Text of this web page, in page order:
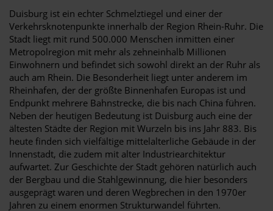
Duisburg ist ein echter Schmelztiegel und einer der
Verkehrsknotenpunkte innerhalb der Region Rhein-Ruhr. Die
Stadt liegt mit rund 500.000 Menschen inmitten einer
Metropolregion mit mehr als zehneinhalb Millionen
Einwohnern und befindet sich sowohl direkt an der Ruhr als
auch am Rhein. Die Besonderheit liegt unter anderem im
Rheinhafen, der der größte Binnenhafen Europas ist und
Endpunkt mehrere Bahnstrecke, die bis nach China führen.
Neben der heutigen Bedeutung ist Duisburg auch eine der
ältesten Städte der Region mit Wurzeln bis ins Jahr 883. Bis
heute finden sich vielfältige mittelalterliche Gebäude in der
Innenstadt, die zudem mit alter Industriearchitektur
aufwartet. Zur Geschichte der Stadt gehören natürlich auch
der Bergbau und die Stahlgewinnung, die hier besonders
ausgeprägt waren und deren Wegbrechen in den 1970er
Jahren zu einem enormen Strukturwandel führten.